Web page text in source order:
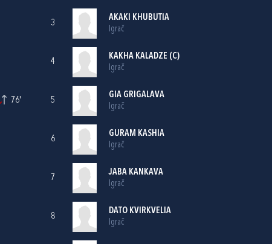
76'
3
AKAKI KHUBUTIA
Igrač
4
KAKHA KALADZE (C)
Igrač
5
GIA GRIGALAVA
Igrač
6
GURAM KASHIA
Igrač
7
JABA KANKAVA
Igrač
8
DATO KVIRKVELIA
Igrač